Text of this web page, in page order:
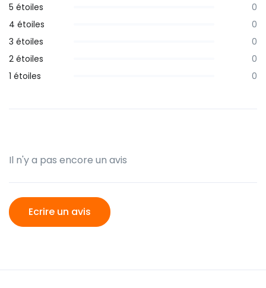
5 étoiles
0
4 étoiles
0
3 étoiles
0
2 étoiles
0
1 étoiles
0
Il n'y a pas encore un avis
Ecrire un avis